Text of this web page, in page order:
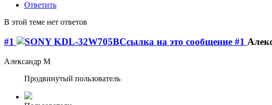
Ответить
В этой теме нет ответов
#1
Александр М
Продвинутый пользователь